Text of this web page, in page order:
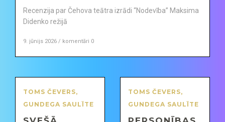
Recenzija par Čehova teātra izrādi “Nodevība” Maksima
Didenko režijā
9. jūnijs 2026 / komentāri 0
TOMS ČEVERS,
GUNDEGA SAULĪTE
TOMS ČEVERS,
GUNDEGA SAULĪTE